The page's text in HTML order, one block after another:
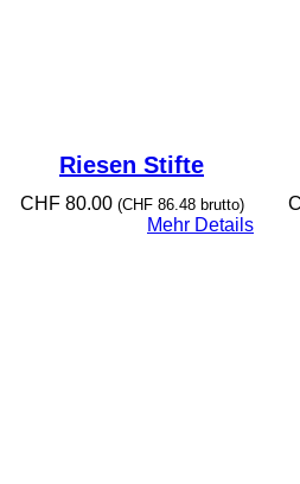
Riesen Stifte
CHF80.00 (CHF86.48brutto)
Mehr Details